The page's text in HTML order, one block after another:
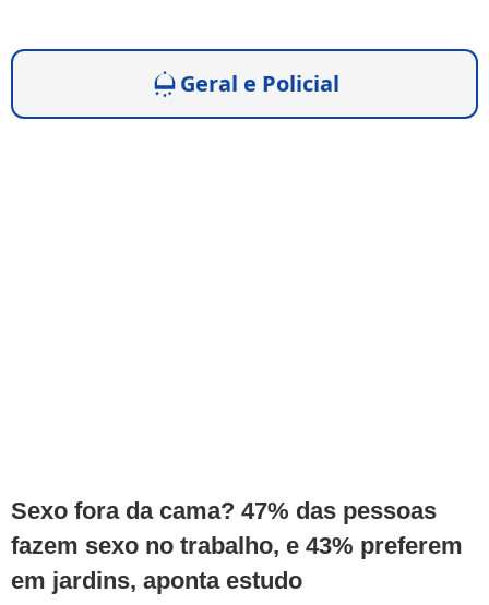
Geral e Policial
Sexo fora da cama? 47% das pessoas
fazem sexo no trabalho, e 43% preferem
em jardins, aponta estudo